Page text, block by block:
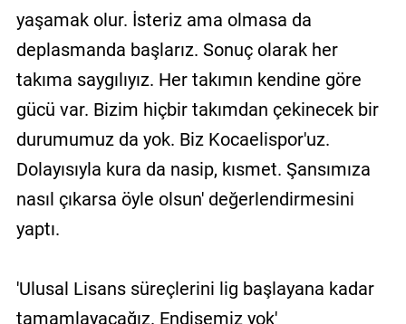
yaşamak olur. İsteriz ama olmasa da
deplasmanda başlarız. Sonuç olarak her
takıma saygılıyız. Her takımın kendine göre
gücü var. Bizim hiçbir takımdan çekinecek bir
durumumuz da yok. Biz Kocaelispor'uz.
Dolayısıyla kura da nasip, kısmet. Şansımıza
nasıl çıkarsa öyle olsun' değerlendirmesini
yaptı.
'Ulusal Lisans süreçlerini lig başlayana kadar
tamamlayacağız. Endişemiz yok'